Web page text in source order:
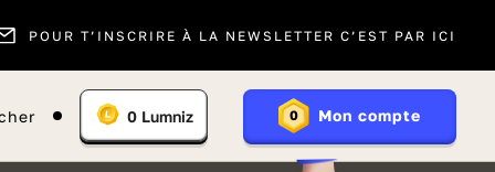
POUR T’INSCRIRE À LA NEWSLETTER C’EST PAR ICI
En
savoir
plus
Vous
:
0 Lumniz 0 Mon compte